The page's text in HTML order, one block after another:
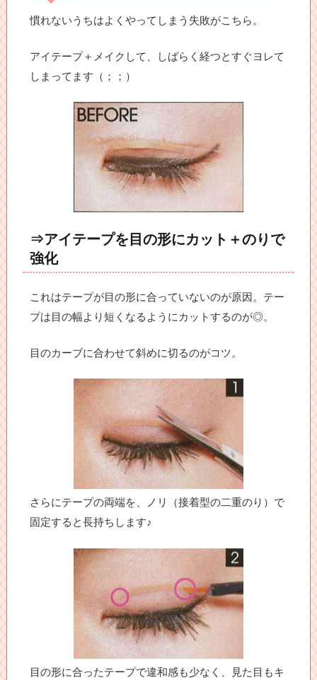
慣れないうちはよくやってしまう失敗がこちら。
アイテープ＋メイクして、しばらく経つとすぐヨレて
しまってます（；；）
⇒アイテープを目の形にカット＋のりで
強化
これはテープが目の形に合っていないのが原因。テー
プは目の幅より短くなるようにカットするのが◎。
目のカーブに合わせて斜めに切るのがコツ。
さらにテープの両端を、ノリ（接着型の二重のり）で
固定すると長持ちします♪
目の形に合ったテープで違和感も少なく、見た目もキ